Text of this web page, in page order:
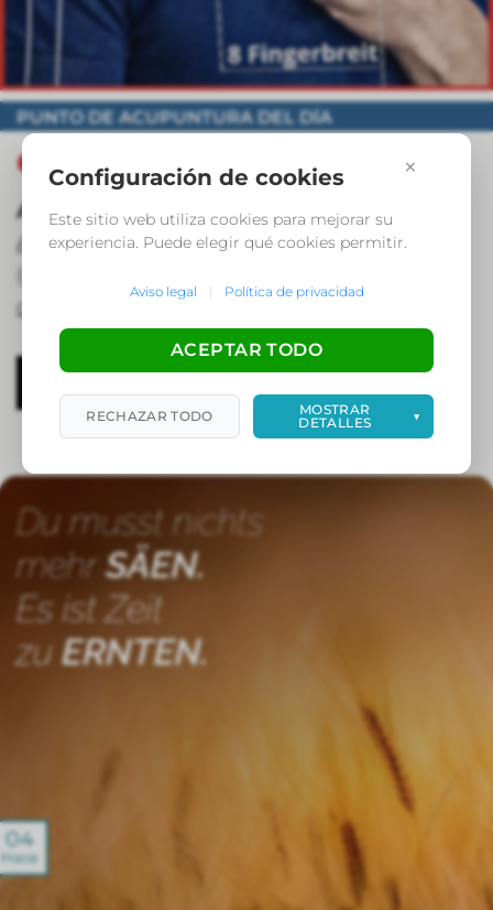
PUNTO DE ACUPUNTURA DEL DÍA
⬤ Punto de Acupuntura Pu 01
Ayuda con:
Alergia crónica,Asma Falta de aliento
crónica
04
Hace
×
Configuración de cookies
Este sitio web utiliza cookies para mejorar su
experiencia. Puede elegir qué cookies permitir.
Aviso legal | Política de privacidad
RECHAZAR TODO
ACEPTAR TODO
MOSTRAR
DETALLES
▼